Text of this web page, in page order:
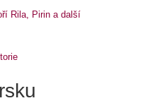
Rila, Pirin a další